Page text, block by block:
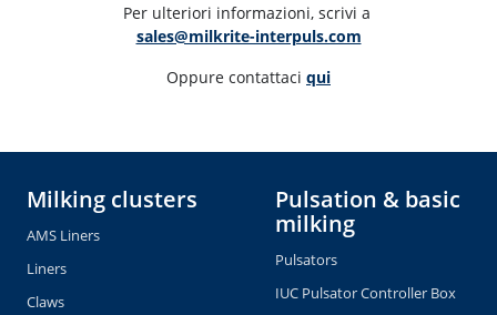
Per ulteriori informazioni, scrivi a
sales@milkrite-interpuls.com
Oppure contattaci qui
Milking clusters
AMS Liners
Liners
Claws
Pulsation & basic
milking
Pulsators
IUC Pulsator Controller Box